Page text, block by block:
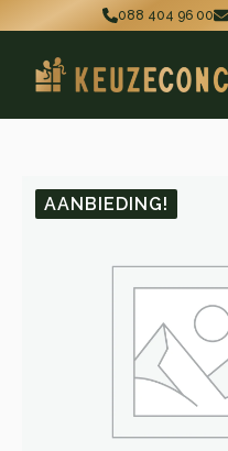
088 404 96 00
AANBIEDING!